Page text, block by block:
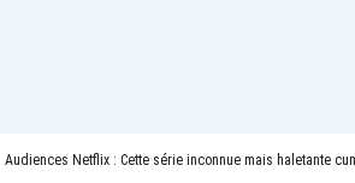
Audiences Netflix : Cette série inconnue mais haletante